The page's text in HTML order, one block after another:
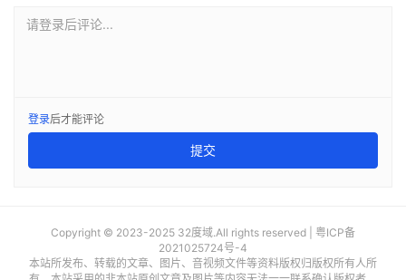
请登录后评论...
登录后才能评论
提交
Copyright © 2023-2025 32度域.All rights reserved | 粤ICP备
2021025724号-4
本站所发布、转载的文章、图片、音视频文件等资料版权归版权所有人所